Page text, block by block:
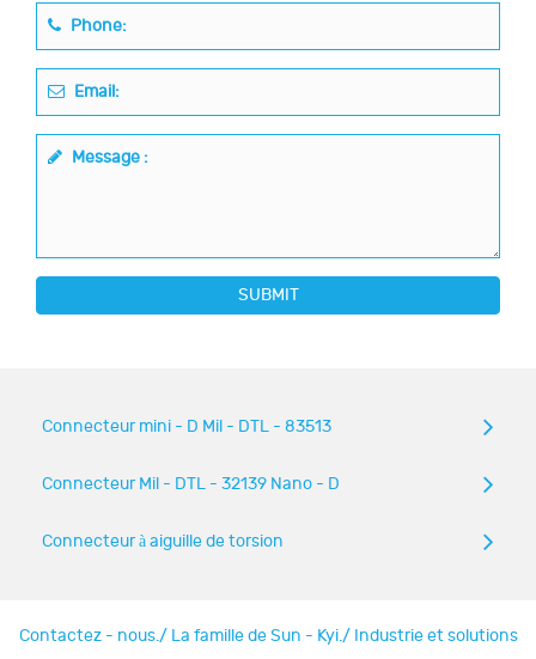
Phone:
Email:
Message :
SUBMIT
Connecteur mini - D Mil - DTL - 83513
Connecteur Mil - DTL - 32139 Nano - D
Connecteur à aiguille de torsion
Contactez - nous./ La famille de Sun - Kyi./ Industrie et solutions